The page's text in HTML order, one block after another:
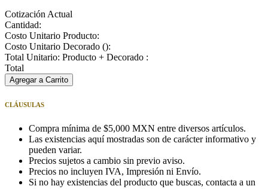
Cotización Actual
Cantidad:
Costo Unitario Producto:
Costo Unitario Decorado ():
Total Unitario: Producto + Decorado :
Total
Agregar a Carrito
CLÁUSULAS
Compra mínima de $5,000 MXN entre diversos artículos.
Las existencias aquí mostradas son de carácter informativo y
pueden variar.
Precios sujetos a cambio sin previo aviso.
Precios no incluyen IVA, Impresión ni Envío.
Si no hay existencias del producto que buscas, contacta a un